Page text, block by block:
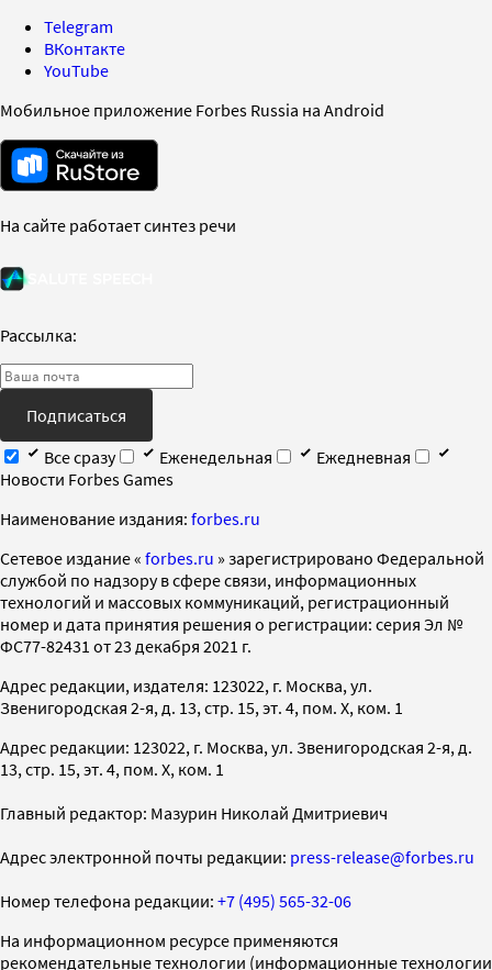
Telegram
ВКонтакте
YouTube
Мобильное приложение Forbes Russia на Android
На сайте работает синтез речи
Рассылка:
Подписаться
Все сразу
Еженедельная
Ежедневная
Новости Forbes Games
Наименование издания: forbes.ru
Cетевое издание « forbes.ru » зарегистрировано Федеральной
службой по надзору в сфере связи, информационных
технологий и массовых коммуникаций, регистрационный
номер и дата принятия решения о регистрации: серия Эл №
ФС77-82431 от 23 декабря 2021 г.
Адрес редакции, издателя: 123022, г. Москва, ул.
Звенигородская 2-я, д. 13, стр. 15, эт. 4, пом. X, ком. 1
Адрес редакции: 123022, г. Москва, ул. Звенигородская 2-я, д.
13, стр. 15, эт. 4, пом. X, ком. 1
Главный редактор: Мазурин Николай Дмитриевич
Адрес электронной почты редакции: press-release@forbes.ru
Номер телефона редакции: +7 (495) 565-32-06
На информационном ресурсе применяются
рекомендательные технологии (информационные технологии